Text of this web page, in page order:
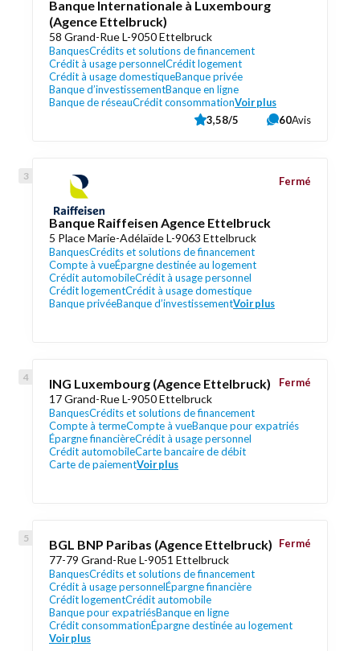
Banque Internationale à Luxembourg
(Agence Ettelbruck)
58 Grand-Rue L-9050 Ettelbruck
BanquesCrédits et solutions de financement
Crédit à usage personnelCrédit logement
Crédit à usage domestiqueBanque privée
Banque d’investissementBanque en ligne
Banque de réseauCrédit consommationVoir plus
3,58/5 60Avis
Banque Raiffeisen Agence Ettelbruck
5 Place Marie-Adélaïde L-9063 Ettelbruck
BanquesCrédits et solutions de financement
Compte à vueÉpargne destinée au logement
Crédit automobileCrédit à usage personnel
Crédit logementCrédit à usage domestique
Banque privéeBanque d’investissementVoir plus
Fermé
ING Luxembourg (Agence Ettelbruck)
17 Grand-Rue L-9050 Ettelbruck
BanquesCrédits et solutions de financement
Compte à termeCompte à vueBanque pour expatriés
Épargne financièreCrédit à usage personnel
Crédit automobileCarte bancaire de débit
Carte de paiementVoir plus
Fermé
BGL BNP Paribas (Agence Ettelbruck)
77-79 Grand-Rue L-9051 Ettelbruck
BanquesCrédits et solutions de financement
Crédit à usage personnelÉpargne financière
Crédit logementCrédit automobile
Banque pour expatriésBanque en ligne
Crédit consommationÉpargne destinée au logement
Voir plus
Fermé